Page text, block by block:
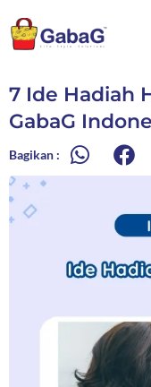
ke
konten
7 Ide Hadiah
GabaG
Bagikan :